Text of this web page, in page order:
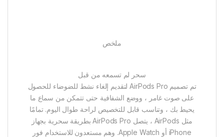
ملخص
سحر لم تسمعه من قبل
تم تصميم AirPods Pro لتقديم إلغاء نشط للضوضاء للحصول
على صوت غامر ، ووضع الشفافية حتى تتمكن من سماع ما
يحيط بك ، وتناسب قابل للتخصيص لراحة طوال اليوم. تمامًا
مثل AirPods ، يتصل AirPods Pro بطريقة سحرية بجهاز
iPhone أو Apple Watch. وهم مستعدون للاستخدام فور